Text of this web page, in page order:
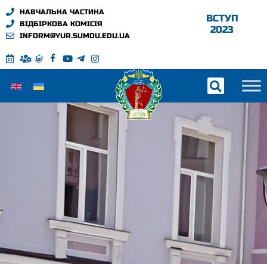
НАВЧАЛЬНА ЧАСТИНА
ВІДБІРКОВА КОМІСІЯ
INFORM@YUR.SUMDU.EDU.UA
ВСТУП
2023